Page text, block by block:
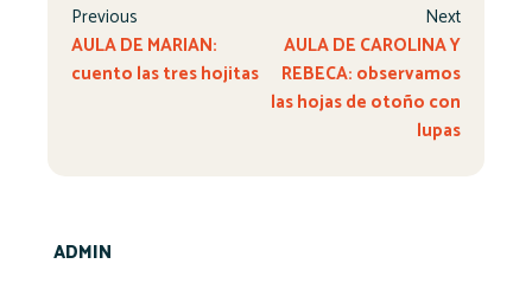
Previous
AULA DE MARIAN:
cuento las tres hojitas
Next
AULA DE CAROLINA Y
REBECA: observamos
las hojas de otoño con
lupas
ADMIN